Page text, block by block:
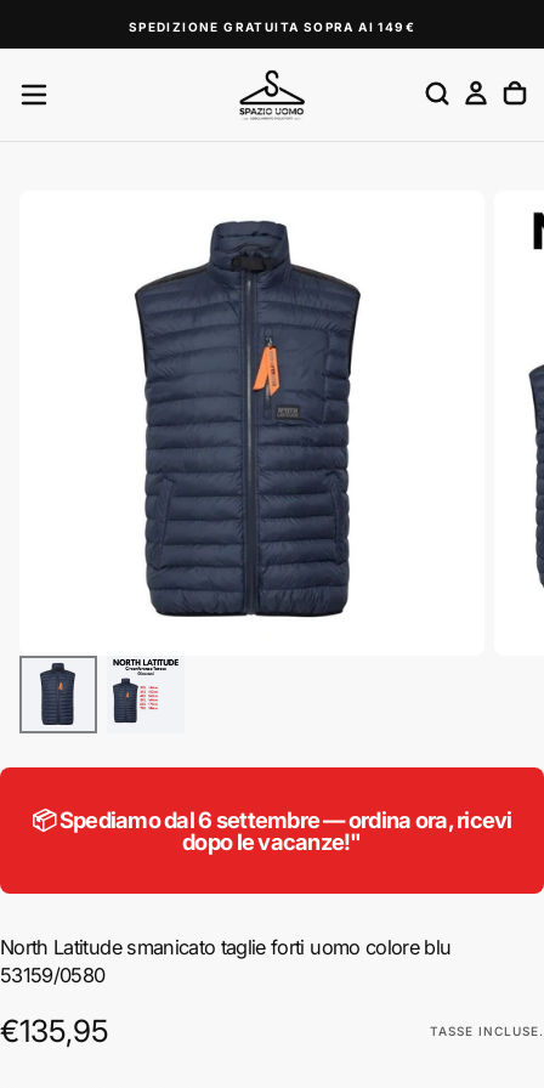
CONTENUTO
SPEDIZIONE GRATUITA SOPRA AI 149€
📦 Spediamo dal 6 settembre — ordina ora, ricevi
dopo le vacanze!"
North Latitude smanicato taglie forti uomo colore blu
53159/0580
€135,95
Prezzo
€135,95 TASSE INCLUSE.